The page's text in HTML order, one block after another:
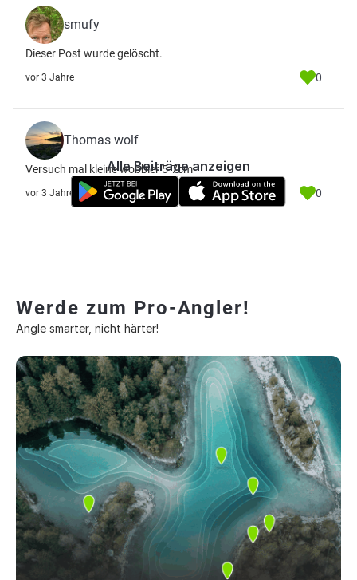
smufy
Dieser Post wurde gelöscht.
vor 3 Jahre 0
Thomas wolf
Versuch mal kleine wobbler 5-7cm
vor 3 Jahre 0
Alle Beiträge anzeigen
Werde zum Pro-Angler!
Angle smarter, nicht härter!